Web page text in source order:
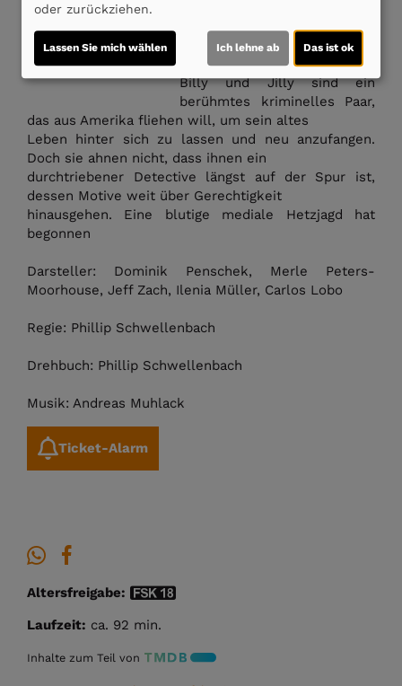
sein Erstlingswerk bei uns in
der Filmwelt Lippe!
Billy und Jilly sind ein
berühmtes kriminelles Paar,
das aus Amerika fliehen will, um sein altes
Leben hinter sich zu lassen und neu anzufangen.
Doch sie ahnen nicht, dass ihnen ein
durchtriebener Detective längst auf der Spur ist,
dessen Motive weit über Gerechtigkeit
hinausgehen. Eine blutige mediale Hetzjagd hat
begonnen
Darsteller: Dominik Penschek, Merle Peters-
Moorhouse, Jeff Zach, Ilenia Müller, Carlos Lobo
Regie: Phillip Schwellenbach
Drehbuch: Phillip Schwellenbach
Musik: Andreas Muhlack
Ticket-Alarm
Altersfreigabe:
Laufzeit: ca. 92 min.
Inhalte zum Teil von
oder zurückziehen.
Lassen Sie mich wählen Ich lehne ab Das ist ok